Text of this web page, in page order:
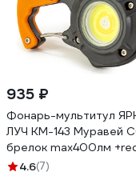
935 ₽
Фонарь-мультитул
ЛУЧ KM-143 Муравей
брелок max400лм
биты, акк.400mAh
4.6(7)